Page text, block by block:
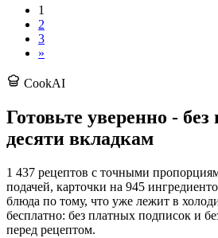
1
2
3
»
CookAI
Готовьте уверенно - без
десяти вкладкам
1 437 рецептов с точными
подачей, карточки на 945
блюда по тому, что уже лежит в
бесплатно: без платных подписок и
перед рецептом.